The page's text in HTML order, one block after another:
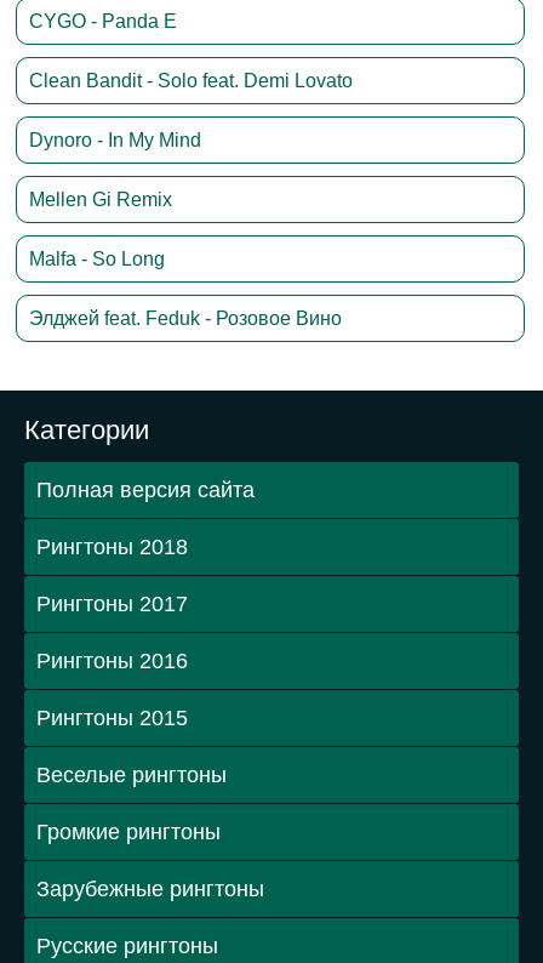
CYGO - Panda E
Clean Bandit - Solo feat. Demi Lovato
Dynoro - In My Mind
Mellen Gi Remix
Malfa - So Long
Элджей feat. Feduk - Розовое Вино
Категории
Полная версия сайта
Рингтоны 2018
Рингтоны 2017
Рингтоны 2016
Рингтоны 2015
Веселые рингтоны
Громкие рингтоны
Зарубежные рингтоны
Русские рингтоны